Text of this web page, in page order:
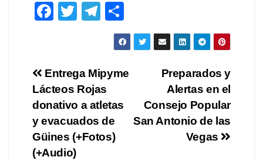
F
e
b
o
o
k
T
er
T
el
gr
a
m
h
ar
e
Post
navigation
Preparados y
Alertas en el
Consejo Popular
San Antonio de las
Vegas
Entrega Mipyme
Lácteos Rojas
donativo a atletas
y evacuados de
Güines (+Fotos)
(+Audio)